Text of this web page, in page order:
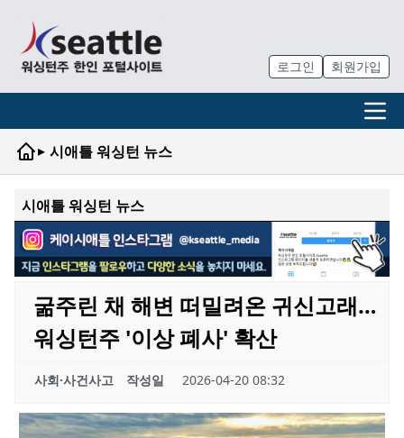
로그인 회원가입
▸ 시애틀 워싱턴 뉴스
시애틀 워싱턴 뉴스
굶주린 채 해변 떠밀려온 귀신고래…
워싱턴주 '이상 폐사' 확산
사회·사건사고 작성일 2026-04-20 08:32